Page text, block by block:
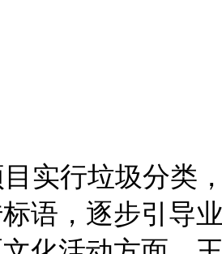
实行垃圾分类
语，逐步引导